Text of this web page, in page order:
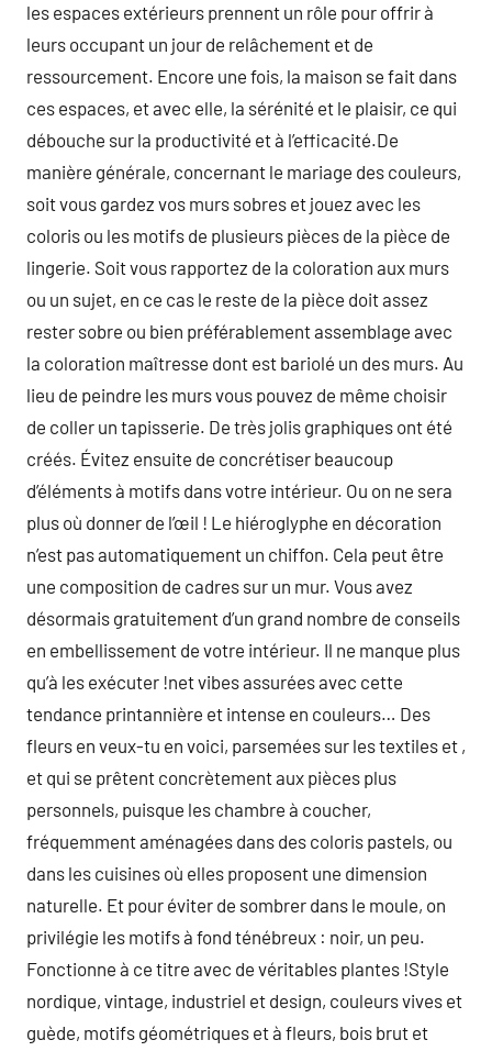
les espaces extérieurs prennent un rôle pour offrir à
leurs occupant un jour de relâchement et de
ressourcement. Encore une fois, la maison se fait dans
ces espaces, et avec elle, la sérénité et le plaisir, ce qui
débouche sur la productivité et à l’efficacité.De
manière générale, concernant le mariage des couleurs,
soit vous gardez vos murs sobres et jouez avec les
coloris ou les motifs de plusieurs pièces de la pièce de
lingerie. Soit vous rapportez de la coloration aux murs
ou un sujet, en ce cas le reste de la pièce doit assez
rester sobre ou bien préférablement assemblage avec
la coloration maîtresse dont est bariolé un des murs. Au
lieu de peindre les murs vous pouvez de même choisir
de coller un tapisserie. De très jolis graphiques ont été
créés. Évitez ensuite de concrétiser beaucoup
d’éléments à motifs dans votre intérieur. Ou on ne sera
plus où donner de l’œil ! Le hiéroglyphe en décoration
n’est pas automatiquement un chiffon. Cela peut être
une composition de cadres sur un mur. Vous avez
désormais gratuitement d’un grand nombre de conseils
en embellissement de votre intérieur. Il ne manque plus
qu’à les exécuter !net vibes assurées avec cette
tendance printannière et intense en couleurs… Des
fleurs en veux-tu en voici, parsemées sur les textiles et ,
et qui se prêtent concrètement aux pièces plus
personnels, puisque les chambre à coucher,
fréquemment aménagées dans des coloris pastels, ou
dans les cuisines où elles proposent une dimension
naturelle. Et pour éviter de sombrer dans le moule, on
privilégie les motifs à fond ténébreux : noir, un peu.
Fonctionne à ce titre avec de véritables plantes !Style
nordique, vintage, industriel et design, couleurs vives et
guède, motifs géométriques et à fleurs, bois brut et